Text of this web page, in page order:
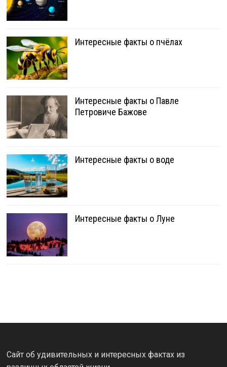
Интересные факты о пчёлах
Интересные факты о Павле
Петровиче Бажове
Интересные факты о воде
Интересные факты о Луне
Сайт об удивительных и интересных фактах из